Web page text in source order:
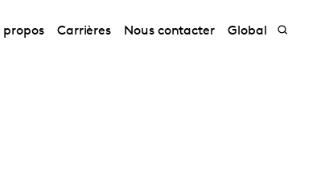
propos Carrières Nous contacter Global